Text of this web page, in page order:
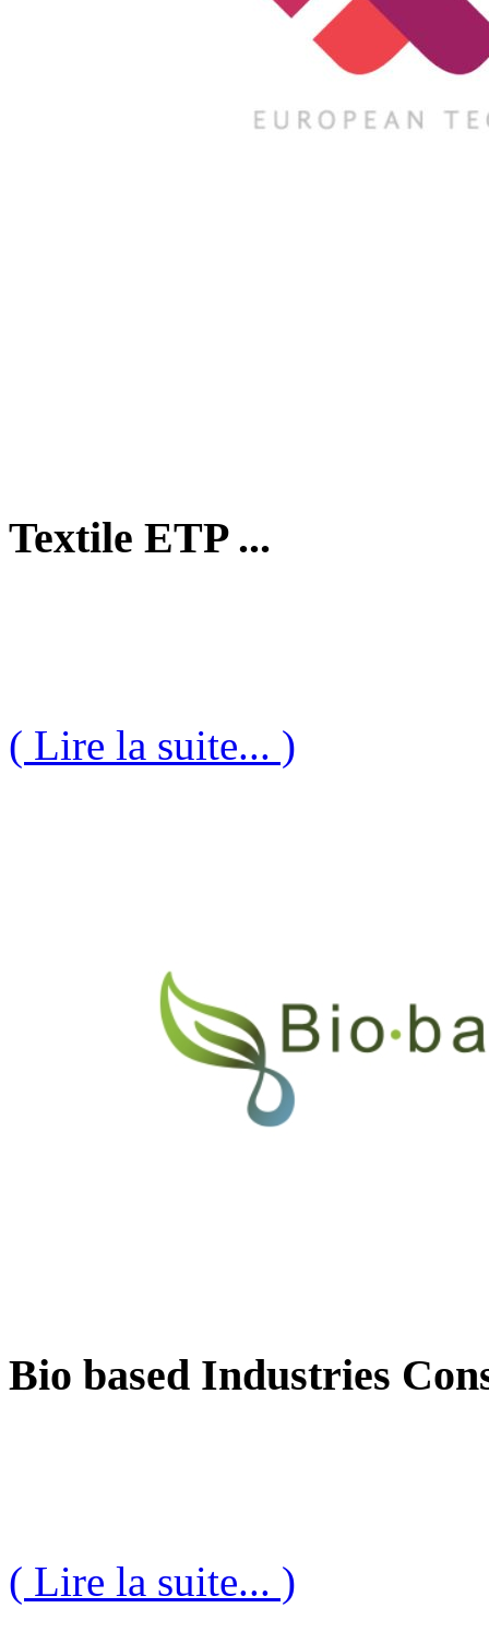
Textile ETP ...
( Lire la suite... )
Bio based Industries
( Lire la suite... )